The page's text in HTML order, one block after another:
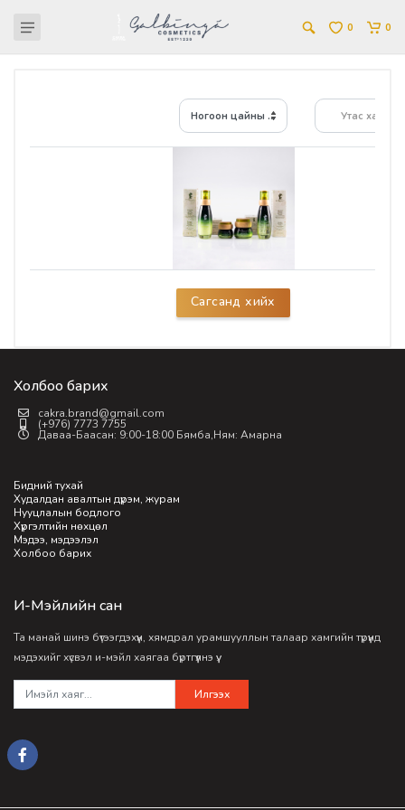
0 0
Ногоон цайны охьтой нүүрний иж бүрдэл Утас хайх...
Сагсанд хийх
Холбоо барих
cakra.brand@gmail.com
(+976) 7773 7755
Даваа-Баасан: 9:00-18:00 Бямба,Ням: Амарна
Бидний тухай
Худалдан авалтын дүрэм, журам
Нууцлалын бодлого
Хүргэлтийн нөхцөл
Мэдээ, мэдээлэл
Холбоо барих
И-Мэйлийн сан
Та манай шинэ бүтээгдэхүүн, хямдрал урамшууллын талаар хамгийн түрүүнд
мэдэхийг хүсвэл и-мэйл хаягаа бүртгүүлнэ үү.
Илгээх